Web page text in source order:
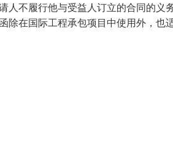
人不履行他与受益人订立的合同的义
除在国际工程承包项目中使用外，也